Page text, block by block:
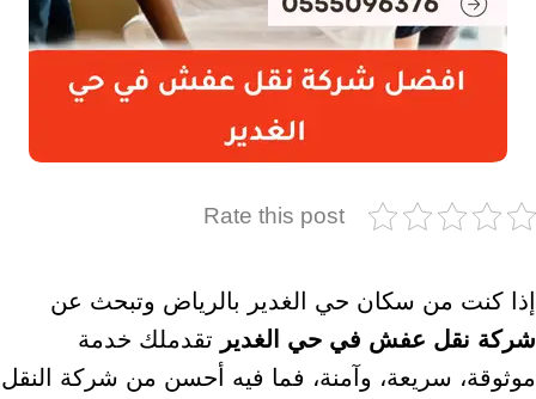
Rate this post
إذا كنت من سكان حي الغدير بالرياض وتبحث عن
شركة نقل عفش في حي الغدير تقدملك خدمة
موثوقة، سريعة، وآمنة، فما فيه أحسن من شركة النقل